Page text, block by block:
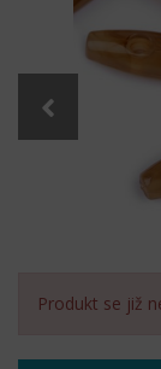
Produkt se již